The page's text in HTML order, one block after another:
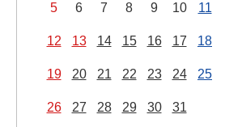
5 6 7 8 9 10 11
12 13 14 15 16 17 18
19 20 21 22 23 24 25
26 27 28 29 30 31